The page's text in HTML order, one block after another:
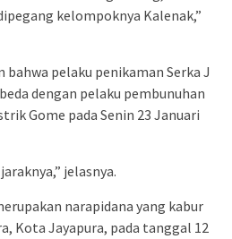
kelompoknya Kalenak,”
bahwa pelaku penikaman Serka J
dengan pelaku pembunuhan
Gome pada Senin 23 Januari
jelasnya.
narapidana yang kabur
Kota Jayapura, pada tanggal 12